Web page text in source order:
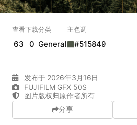
查看
63
下载
0
分类
General
主色调
#515849
发布于 2026年3月16日
FUJIFILM GFX 50S
图片版权归原作者所有
分享
发送弹幕
加载弹幕...